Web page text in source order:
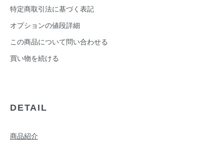
特定商取引法に基づく表記
オプションの値段詳細
この商品について問い合わせる
買い物を続ける
DETAIL
商品紹介